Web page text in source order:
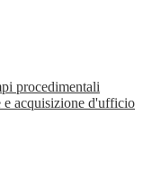
procedimentali
acquisizione d'ufficio